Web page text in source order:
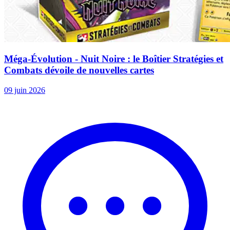
Méga-Évolution - Nuit Noire : le Boîtier Stratégies et
Combats dévoile de nouvelles cartes
09 juin 2026